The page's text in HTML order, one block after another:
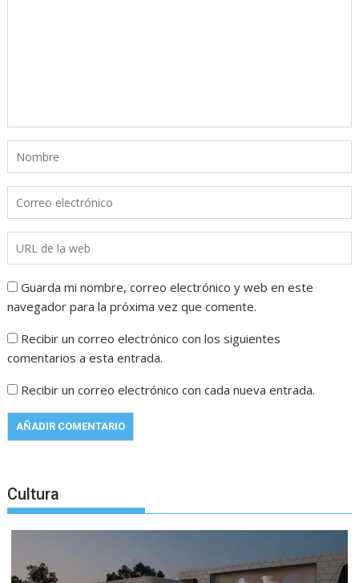
Guarda mi nombre, correo electrónico y web en este
navegador para la próxima vez que comente.
Recibir un correo electrónico con los siguientes
comentarios a esta entrada.
Recibir un correo electrónico con cada nueva entrada.
Cultura